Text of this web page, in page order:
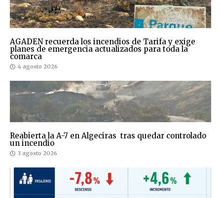
AGADEN recuerda los incendios de Tarifa y exige
planes de emergencia actualizados para toda la
comarca
4 agosto 2026
Reabierta la A-7 en Algeciras tras quedar controlado
un incendio
3 agosto 2026